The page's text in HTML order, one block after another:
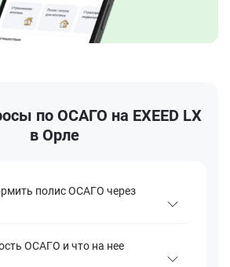
по ОСАГО на EXEED LX
в Орле
полис ОСАГО через
ОСАГО и что на нее